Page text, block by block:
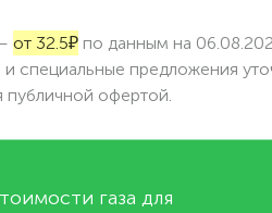
от 32.5₽ по данным на
специальные предложения
публичной офертой.
газа для